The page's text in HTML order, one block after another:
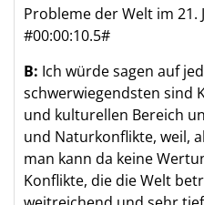
Probleme der Welt im 21.
#00:00:10.5#
B: Ich würde sagen auf
schwerwiegendsten sind
und kulturellen Bereich
und Naturkonflikte, weil,
man kann da keine
Konflikte, die die Welt